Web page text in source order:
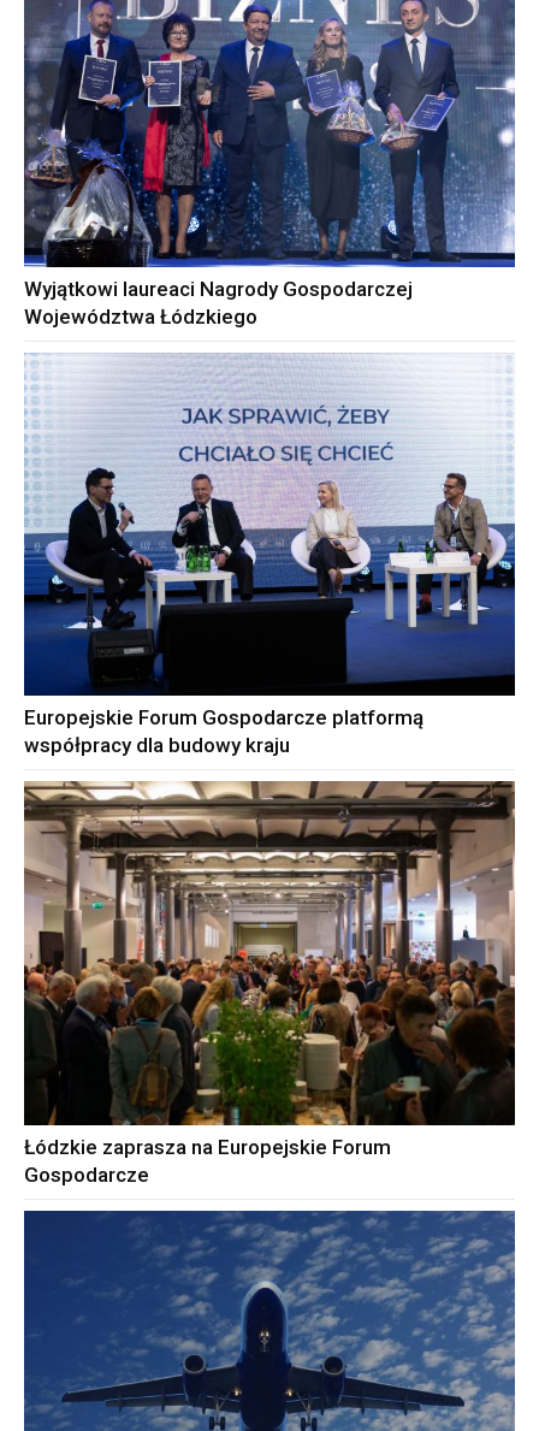
Wyjątkowi laureaci Nagrody Gospodarczej
Województwa Łódzkiego
Europejskie Forum Gospodarcze platformą
współpracy dla budowy kraju
Łódzkie zaprasza na Europejskie Forum
Gospodarcze